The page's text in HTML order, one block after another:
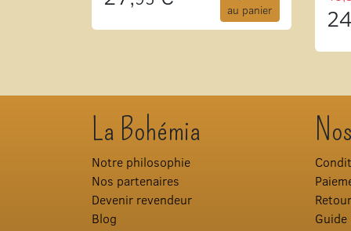
au panier
La Bohémia
Notre philosophie
Nos partenaires
Devenir revendeur
Blog